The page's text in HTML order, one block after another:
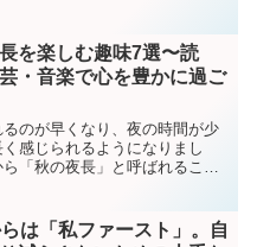
適に過ごせないかと、私はこ
自分なりの...
を楽しむ趣味7選〜読
・音楽で心を豊かに過ご
るのが早くなり、夜の時間が少
く感じられるようになりまし
ら「秋の夜長」と呼ばれるこの
若い頃は「夜はテレビを見て
ことが多かった私で...
は「私ファースト」。自